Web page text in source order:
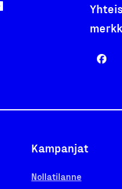
Kampanjat
Nollatilanne